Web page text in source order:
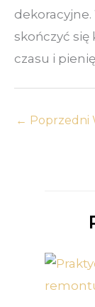
dekoracyjne.
skończyć
czasu i
← Poprzedni